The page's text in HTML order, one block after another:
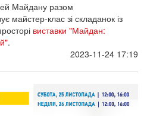
Майдану разом
майстер-клас зі складанок із
виставки "Майдан:
.
2023-11-24 17:19